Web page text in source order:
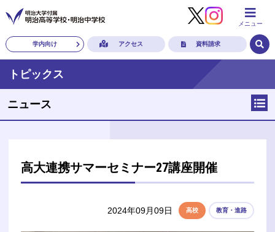
メニュー
学内向け アクセス 資料請求
トピックス
ニュース
高大連携サマーセミナー27講座開催
2024年09月09日 高校 教育・進路